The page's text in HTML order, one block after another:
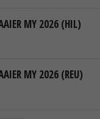
MY 2026 (HIL)
MY 2026 (REU)